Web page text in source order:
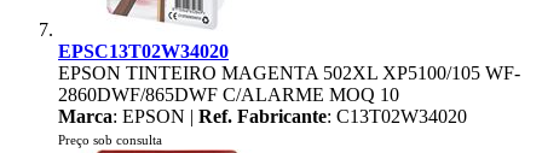
EPSC13T02W34020
EPSON TINTEIRO MAGENTA 502XL XP5100/105 WF-
2860DWF/865DWF C/ALARME MOQ 10
Marca: EPSON | Ref. Fabricante: C13T02W34020
Preço sob consulta